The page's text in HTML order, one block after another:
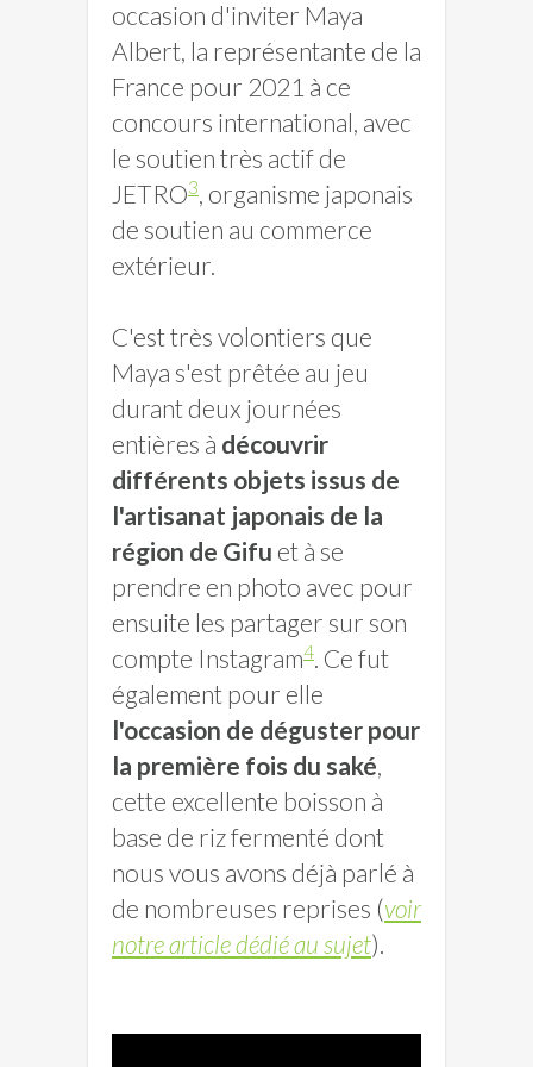
occasion d'inviter Maya
Albert, la représentante de la
France pour 2021 à ce
concours international, avec
le soutien très actif de
JETRO3, organisme japonais
de soutien au commerce
extérieur.
C'est très volontiers que
Maya s'est prêtée au jeu
durant deux journées
entières à découvrir
différents objets issus de
l'artisanat japonais de la
région de Gifu et à se
prendre en photo avec pour
ensuite les partager sur son
compte Instagram4. Ce fut
également pour elle
l'occasion de déguster pour
la première fois du saké,
cette excellente boisson à
base de riz fermenté dont
nous vous avons déjà parlé à
de nombreuses reprises (voir
notre article dédié au sujet).